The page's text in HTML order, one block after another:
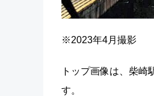
※2023年4月撮影
トップ画像は、柴
す。